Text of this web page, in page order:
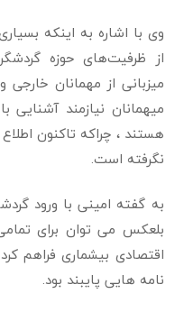
‏وی با اشاره به اینکه
از ظرفیت‌های حوزه
میزبانی از مهمانان
میهمانان نیازمند آشنایی
هستند ، چراکه تاکنون
نگرفته است.
به گفته امینی با ورود
بلعکس می توان برای
اقتصادی بیشماری فراهم
نامه هایی پایبند بود.